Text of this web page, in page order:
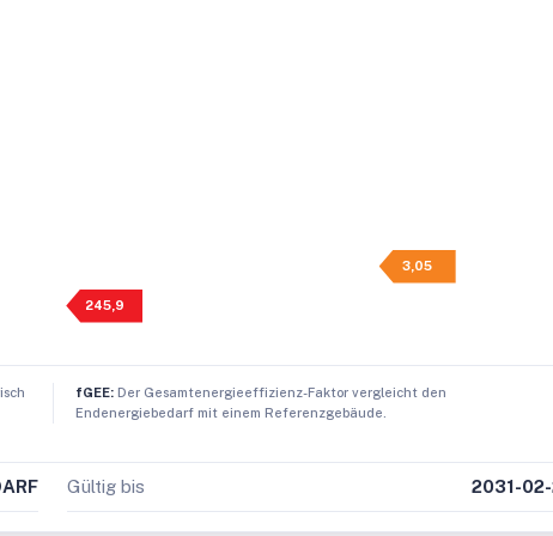
3,05
245,9
fGEE:Der Gesamtenergieeffizienz-Faktor vergleicht den
Endenergiebedarf mit einem Referenzgebäude.
Gültig bis 2031-